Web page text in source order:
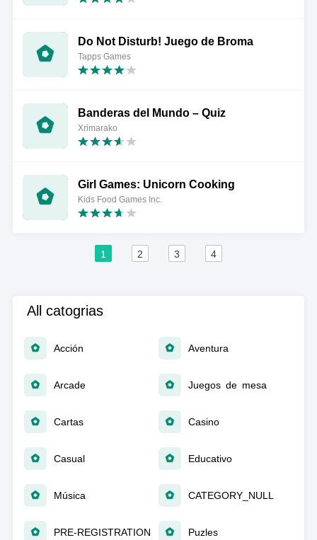
Do Not Disturb! Juego de Broma
Tapps Games
Banderas del Mundo – Quiz
Xrimarako
Girl Games: Unicorn Cooking
Kids Food Games Inc.
1 2 3 4
All catogrias
Acción Aventura
Arcade Juegos de mesa
Cartas Casino
Casual Educativo
Música CATEGORY_NULL
PRE-REGISTRATION Puzles